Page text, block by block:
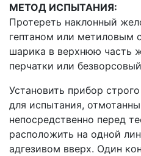
МЕТОД ИСПЫТАНИЯ:
Протереть наклонный
гептаном или метиловым
шарика в верхнюю часть
перчатки или
Установить прибор
для испытания,
непосредственно перед
расположить на одной
адгезивом вверх. Один